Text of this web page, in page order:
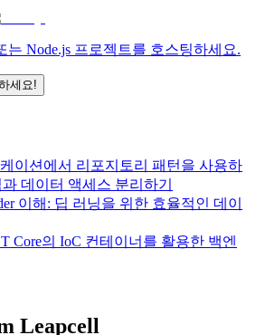
는 Node.js 프로젝트를 호스팅하세요.
세요!
이션에서 리포지토리 패턴을 사용하
데이터 액세스 분리하기
이해: 딥 러닝을 위한 효율적인 데이
Core의 IoC 컨테이너를 활용한 백엔
Leapcell